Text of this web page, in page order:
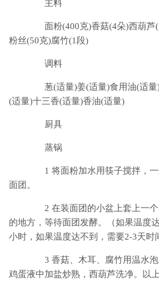
主料
面粉(400克)香菇(4朵)西葫芦
粉丝(50克)腐竹(1段)
调料
葱(适量)姜(适量)食用油(适量)
(适量)十三香(适量)香油(适量)
厨具
蒸锅
1 将面粉加水用筷子搅拌，一
面团。
2 在装面团的小盆上套上一个
的地方，等待面团发酵。（如果温度
小时，如果温度达不到，需要2-3天时
3 香菇、木耳、腐竹用温水泡
鸡蛋液中加盐炒熟，西葫芦洗净。以